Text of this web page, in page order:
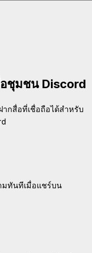
ชุมชน Discord
กสื่อที่เชื่อถือได้สำหรับ
มทันทีเมื่อแชร์บน